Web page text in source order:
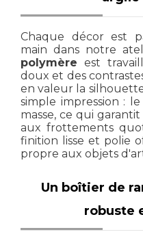
Chaque décor est
main dans notre
polymère est
doux et des
en valeur la
simple impression :
masse, ce qui
aux frottements
finition lisse et polie
propre aux objets
Un boîtier de
robuste